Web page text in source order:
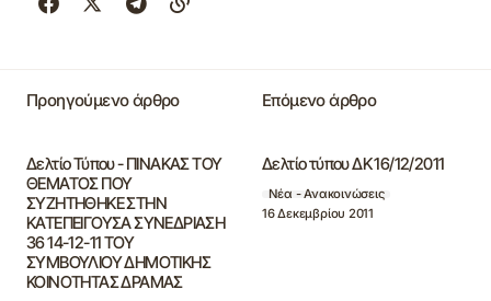
Προηγούμενο άρθρο
Δελτίο Τύπου - ΠΙΝΑΚΑΣ ΤΟΥ
ΘΕΜΑΤΟΣ ΠΟΥ
ΣΥΖΗΤΗΘΗΚΕ ΣΤΗN
ΚΑΤΕΠΕΙΓΟΥΣΑ ΣΥΝΕΔΡΙΑΣΗ
36 14-12-11 ΤΟΥ
ΣΥΜΒΟΥΛΙΟΥ ΔΗΜΟΤΙΚΗΣ
ΚΟΙΝΟΤΗΤΑΣ ΔΡΑΜΑΣ
Επόμενο άρθρο
Δελτίο τύπου ΔΚ 16/12/2011
Νέα - Ανακοινώσεις
16 Δεκεμβρίου 2011